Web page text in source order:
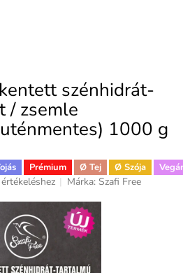
szénhidrát-
/ zsemle
1000 g
Prémium Ø Tej Ø Szója
Márka: Szafi Free